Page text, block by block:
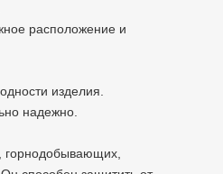
расположение и
изделия.
надежно.
горнодобывающих,